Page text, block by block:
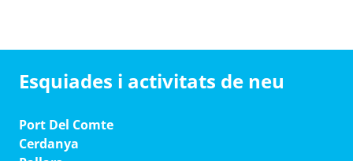
Esquiades i activitats de neu
Port Del Comte
Cerdanya